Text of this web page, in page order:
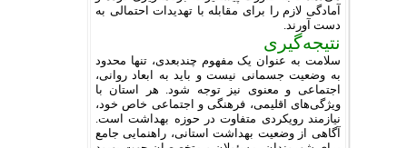
آمادگی لازم را برای مقابله با تهدیدات احتمالی به
دست آورند.
نتیجه‌گیری
سلامت به عنوان یک مفهوم چندبعدی، تنها محدود
به وضعیت جسمانی نیست و باید به ابعاد روانی،
اجتماعی و معنوی نیز توجه شود. هر استان با
ویژگی‌های اقلیمی، فرهنگی و اجتماعی خاص خود،
نیازمند رویکردی متفاوت در حوزه بهداشت است.
آگاهی از وضعیت بهداشت استانی، راهنمایی جامع